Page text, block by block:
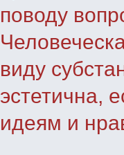
поводу
виду
эстетична,
идеям и